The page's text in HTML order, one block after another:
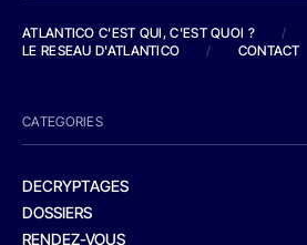
ATLANTICO C'EST QUI, C'EST QUOI ?
/
LE RESEAU D'ATLANTICO
/ CONTACT
CATEGORIES
DECRYPTAGES
DOSSIERS
RENDEZ-VOUS